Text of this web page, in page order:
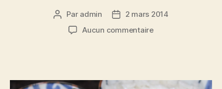
Auteur
l’article
Par admin
Date2 mars 2014
Aucun commentairesur
sautés